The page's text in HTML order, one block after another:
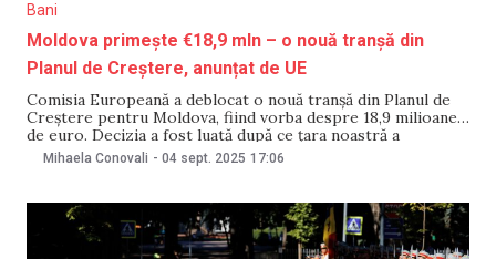
Bani
Moldova primește €18,9 mln – o nouă tranșă din
Planul de Creștere, anunțat de UE
Comisia Europeană a deblocat o nouă tranșă din Planul de
Creștere pentru Moldova, fiind vorba despre 18,9 milioane
de euro. Decizia a fost luată după ce țara noastră a
îndeplinit patru indicatori de reformă. Anunțul a fost făcut
pe 4 septembrie de Comisia Europeană. În cadrul unei
Mihaela Conovali - 04 sept. 2025 17:06